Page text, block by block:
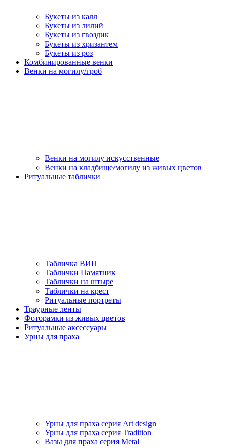
Букеты из калл
Букеты из лилий
Букеты из гвоздик
Букеты из хризантем
Букеты из роз
Комбинированные венки
Венки на могилу/гроб
Венки на могилу искусственные
Венки на кладбище/могилу из живых цветов
Ритуальные таблички
Табличка ВИП
Таблички Памятник
Таблички на штыре
Таблички на крест
Ритуальные портреты
Траурные ленты
Фоторамки из живых цветов
Ритуальные аксессуары
Урны для праха
Урны для праха серия Art design
Урны для праха серия Tradition
Вазы для праха серия Metal